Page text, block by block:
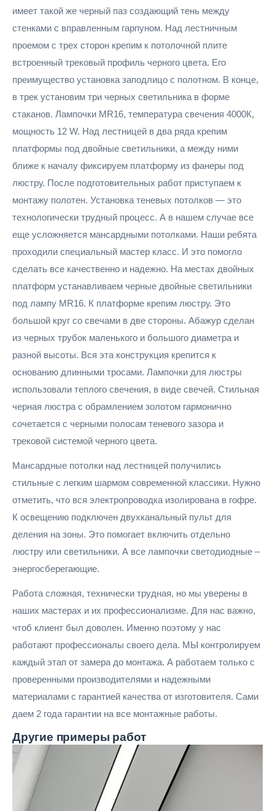
имеет такой же черный паз создающий тень между
стенками с вправленным гарпуном. Над лестничным
проемом с трех сторон крепим к потолочной плите
встроенный трековый профиль черного цвета. Его
преимущество установка заподлицо с полотном. В конце,
в трек установим три черных светильника в форме
стаканов. Лампочки MR16, температура свечения 4000К,
мощность 12 W. Над лестницей в два ряда крепим
платформы под двойные светильники, а между ними
ближе к началу фиксируем платформу из фанеры под
люстру. После подготовительных работ приступаем к
монтажу полотен. Установка теневых потолков — это
технологически трудный процесс. А в нашем случае все
еще усложняется мансардными потолками. Наши ребята
проходили специальный мастер класс. И это помогло
сделать все качественно и надежно. На местах двойных
платформ устанавливаем черные двойные светильники
под лампу MR16. К платформе крепим люстру. Это
большой круг со свечами в две стороны. Абажур сделан
из черных трубок маленького и большого диаметра и
разной высоты. Вся эта конструкция крепится к
основанию длинными тросами. Лампочки для люстры
использовали теплого свечения, в виде свечей. Стильная
черная люстра с обрамлением золотом гармонично
сочетается с черными полосам теневого зазора и
трековой системой черного цвета.
Мансардные потолки над лестницей получились
стильные с легким шармом современной классики. Нужно
отметить, что вся электропроводка изолирована в гофре.
К освещению подключен двухканальный пульт для
деления на зоны. Это помогает включить отдельно
люстру или светильники. А все лампочки светодиодные –
энергосберегающие.
Работа сложная, технически трудная, но мы уверены в
наших мастерах и их профессионализме. Для нас важно,
чтоб клиент был доволен. Именно поэтому у нас
работают профессионалы своего дела. МЫ контролируем
каждый этап от замера до монтажа. А работаем только с
проверенными производителями и надежными
материалами с гарантией качества от изготовителя. Сами
даем 2 года гарантии на все монтажные работы.
Другие примеры работ